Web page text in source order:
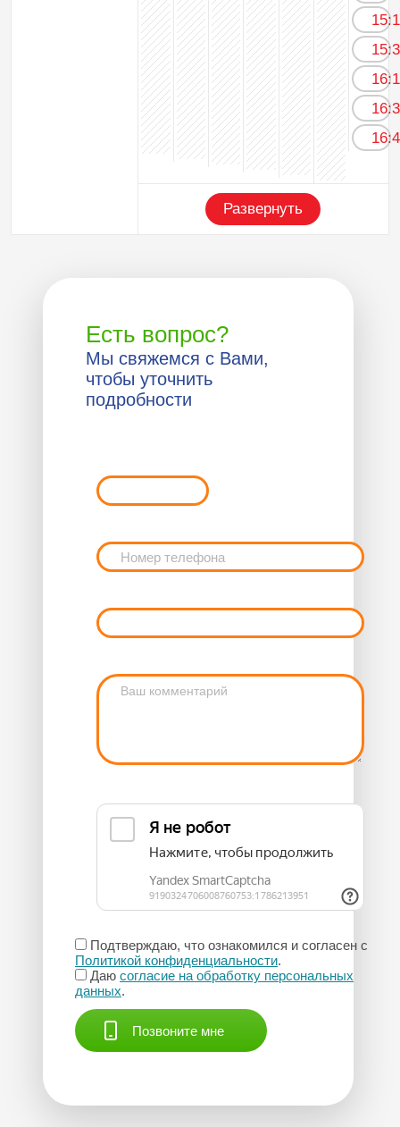
Развернуть
Есть вопрос?
Мы свяжемся с Вами,
чтобы уточнить
подробности
Подтверждаю, что ознакомился и согласен с
Политикой конфиденциальности.
Даю согласие на обработку персональных
данных.
Позвоните мне